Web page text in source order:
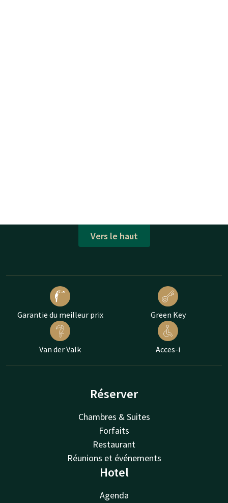
Vers le haut
Garantie du meilleur prix Green Key
Van der Valk Acces-i
Réserver
Chambres & Suites
Forfaits
Restaurant
Réunions et événements
Hotel
Agenda